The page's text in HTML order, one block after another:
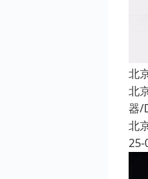
北
北
器/
北
25-